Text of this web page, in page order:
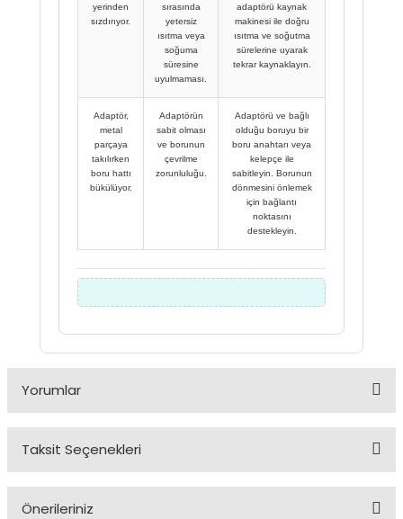
yerinden
sızdırıyor.
sırasında
yetersiz
ısıtma veya
soğuma
süresine
uyulmaması.
adaptörü kaynak
makinesi ile doğru
ısıtma ve soğutma
sürelerine uyarak
tekrar kaynaklayın.
Adaptör,
metal
parçaya
takılırken
boru hattı
bükülüyor.
Adaptörün
sabit olması
ve borunun
çevrilme
zorunluluğu.
Adaptörü ve bağlı
olduğu boruyu bir
boru anahtarı veya
kelepçe ile
sabitleyin. Borunun
dönmesini önlemek
için bağlantı
noktasını
destekleyin.
Yorumlar
Taksit Seçenekleri
Önerileriniz